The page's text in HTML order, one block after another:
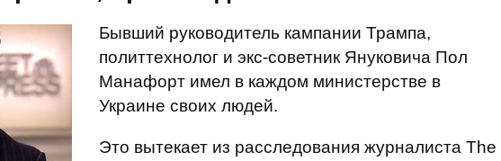
Бывший руководитель кампании Трампа,
политтехнолог и экс-советник Януковича Пол
Манафорт имел в каждом министерстве в
Украине своих людей.
Это вытекает из расследования журналиста The